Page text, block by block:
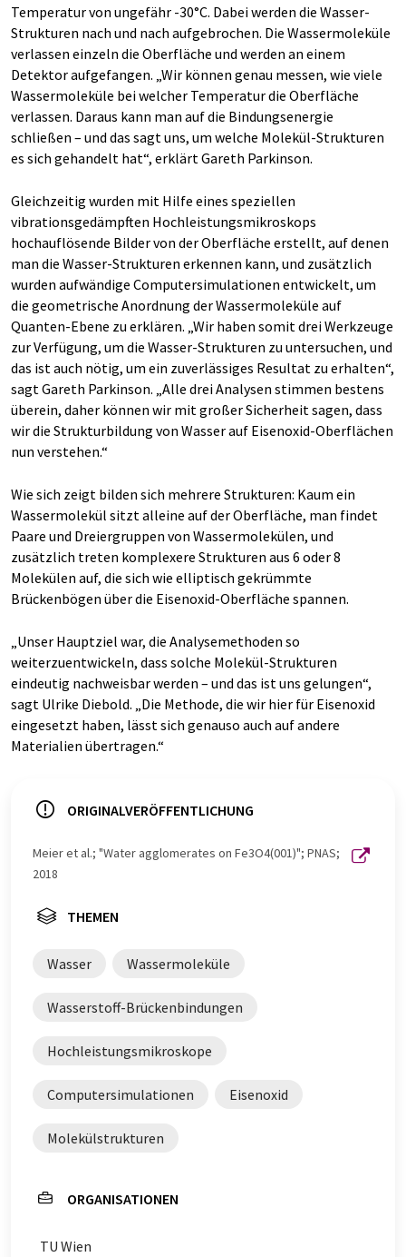
Temperatur von ungefähr -30°C. Dabei werden die Wasser-
Strukturen nach und nach aufgebrochen. Die Wassermoleküle
verlassen einzeln die Oberfläche und werden an einem
Detektor aufgefangen. „Wir können genau messen, wie viele
Wassermoleküle bei welcher Temperatur die Oberfläche
verlassen. Daraus kann man auf die Bindungsenergie
schließen – und das sagt uns, um welche Molekül-Strukturen
es sich gehandelt hat“, erklärt Gareth Parkinson.
Gleichzeitig wurden mit Hilfe eines speziellen
vibrationsgedämpften Hochleistungsmikroskops
hochauflösende Bilder von der Oberfläche erstellt, auf denen
man die Wasser-Strukturen erkennen kann, und zusätzlich
wurden aufwändige Computersimulationen entwickelt, um
die geometrische Anordnung der Wassermoleküle auf
Quanten-Ebene zu erklären. „Wir haben somit drei Werkzeuge
zur Verfügung, um die Wasser-Strukturen zu untersuchen, und
das ist auch nötig, um ein zuverlässiges Resultat zu erhalten“,
sagt Gareth Parkinson. „Alle drei Analysen stimmen bestens
überein, daher können wir mit großer Sicherheit sagen, dass
wir die Strukturbildung von Wasser auf Eisenoxid-Oberflächen
nun verstehen.“
Wie sich zeigt bilden sich mehrere Strukturen: Kaum ein
Wassermolekül sitzt alleine auf der Oberfläche, man findet
Paare und Dreiergruppen von Wassermolekülen, und
zusätzlich treten komplexere Strukturen aus 6 oder 8
Molekülen auf, die sich wie elliptisch gekrümmte
Brückenbögen über die Eisenoxid-Oberfläche spannen.
„Unser Hauptziel war, die Analysemethoden so
weiterzuentwickeln, dass solche Molekül-Strukturen
eindeutig nachweisbar werden – und das ist uns gelungen“,
sagt Ulrike Diebold. „Die Methode, die wir hier für Eisenoxid
eingesetzt haben, lässt sich genauso auch auf andere
Materialien übertragen.“
ORIGINALVERÖFFENTLICHUNG
Meier et al.; "Water agglomerates on Fe3O4(001)"; PNAS;
2018
THEMEN
Wasser Wassermoleküle
Wasserstoff-Brückenbindungen
Hochleistungsmikroskope
Computersimulationen Eisenoxid
Molekülstrukturen
ORGANISATIONEN
TU Wien